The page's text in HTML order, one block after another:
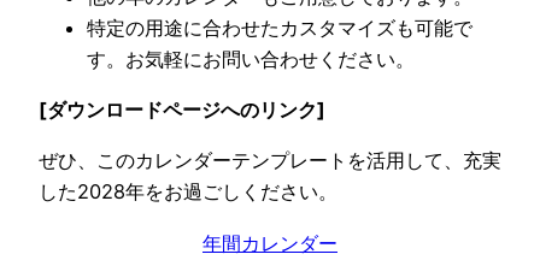
特定の用途に合わせたカスタマイズも可能で
す。お気軽にお問い合わせください。
[ダウンロードページへのリンク]
ぜひ、このカレンダーテンプレートを活用して、充実
した2028年をお過ごしください。
年間カレンダー